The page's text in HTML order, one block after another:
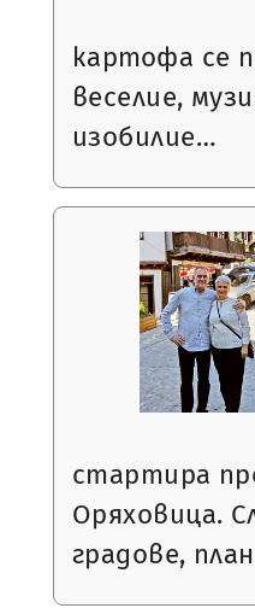
картофа се
веселие,
изобилие…
стартира
Оряховица.
градове,